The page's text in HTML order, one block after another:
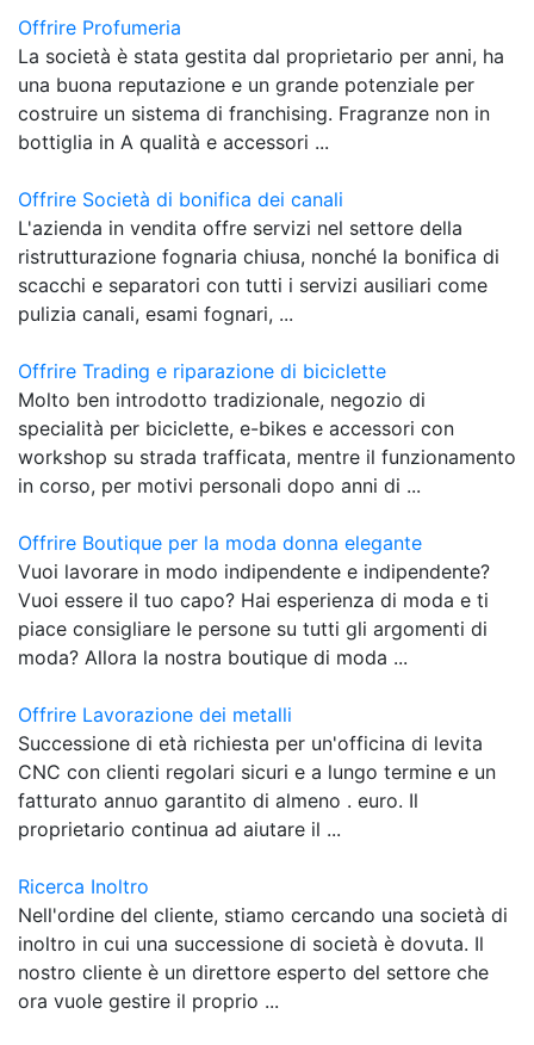
Offrire Profumeria
La società è stata gestita dal proprietario per anni, ha
una buona reputazione e un grande potenziale per
costruire un sistema di franchising. Fragranze non in
bottiglia in A qualità e accessori ...
Offrire Società di bonifica dei canali
L'azienda in vendita offre servizi nel settore della
ristrutturazione fognaria chiusa, nonché la bonifica di
scacchi e separatori con tutti i servizi ausiliari come
pulizia canali, esami fognari, ...
Offrire Trading e riparazione di biciclette
Molto ben introdotto tradizionale, negozio di
specialità per biciclette, e-bikes e accessori con
workshop su strada trafficata, mentre il funzionamento
in corso, per motivi personali dopo anni di ...
Offrire Boutique per la moda donna elegante
Vuoi lavorare in modo indipendente e indipendente?
Vuoi essere il tuo capo? Hai esperienza di moda e ti
piace consigliare le persone su tutti gli argomenti di
moda? Allora la nostra boutique di moda ...
Offrire Lavorazione dei metalli
Successione di età richiesta per un'officina di levita
CNC con clienti regolari sicuri e a lungo termine e un
fatturato annuo garantito di almeno . euro. Il
proprietario continua ad aiutare il ...
Ricerca Inoltro
Nell'ordine del cliente, stiamo cercando una società di
inoltro in cui una successione di società è dovuta. Il
nostro cliente è un direttore esperto del settore che
ora vuole gestire il proprio ...